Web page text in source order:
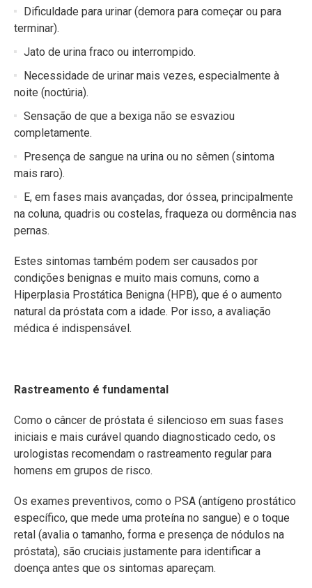
Dificuldade para urinar (demora para começar ou para
terminar).
Jato de urina fraco ou interrompido.
Necessidade de urinar mais vezes, especialmente à
noite (noctúria).
Sensação de que a bexiga não se esvaziou
completamente.
Presença de sangue na urina ou no sêmen (sintoma
mais raro).
E, em fases mais avançadas, dor óssea, principalmente
na coluna, quadris ou costelas, fraqueza ou dormência nas
pernas.
Estes sintomas também podem ser causados por
condições benignas e muito mais comuns, como a
Hiperplasia Prostática Benigna (HPB), que é o aumento
natural da próstata com a idade. Por isso, a avaliação
médica é indispensável.
Rastreamento é fundamental
Como o câncer de próstata é silencioso em suas fases
iniciais e mais curável quando diagnosticado cedo, os
urologistas recomendam o rastreamento regular para
homens em grupos de risco.
Os exames preventivos, como o PSA (antígeno prostático
específico, que mede uma proteína no sangue) e o toque
retal (avalia o tamanho, forma e presença de nódulos na
próstata), são cruciais justamente para identificar a
doença antes que os sintomas apareçam.